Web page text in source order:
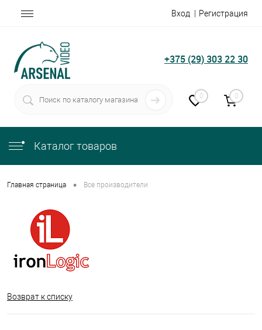
Вход Регистрация
+375 (29) 303 22 30
0 0
Каталог товаров
Главная страница • Все производители
Возврат к списку